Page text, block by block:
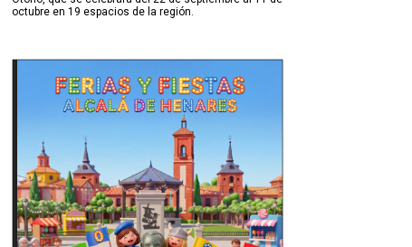
octubre en 19 espacios de la región.